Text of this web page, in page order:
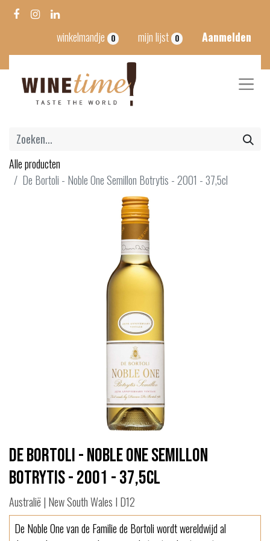
winkelmandje 0 mijn lijst 0 Aanmelden
Alle producten
De Bortoli - Noble One Semillon Botrytis - 2001 - 37,5cl
De Bortoli - Noble One Semillon
Botrytis - 2001 - 37,5cl
Australië | New South Wales I D12
De Noble One van de Familie de Bortoli wordt wereldwijd al